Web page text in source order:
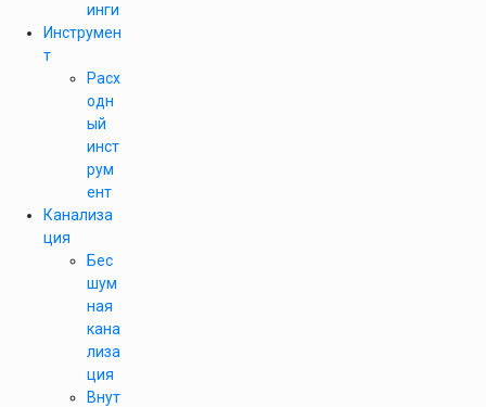
инги
Инструмен
т
Расх
одн
ый
инст
рум
ент
Канализа
ция
Бес
шум
ная
кана
лиза
ция
Внут